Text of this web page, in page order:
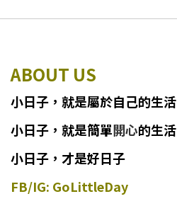
ABOUT US
小日子 ， 就是屬於自己的生活
小日子 ， 就是簡單開心的生活
小日子，才是好日子
FB/IG: GoLittleDay